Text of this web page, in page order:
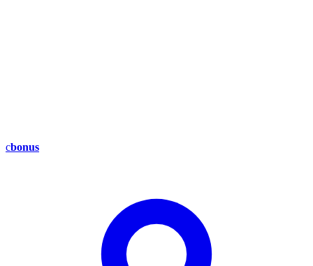
cbonus